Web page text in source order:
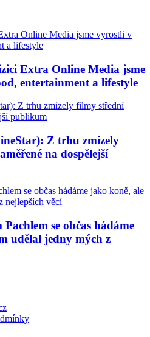
Extra Online Media jsme
entertainment a lifestyle
Z trhu zmizely
na dospělejší
se občas hádáme
udělal jedny mých z